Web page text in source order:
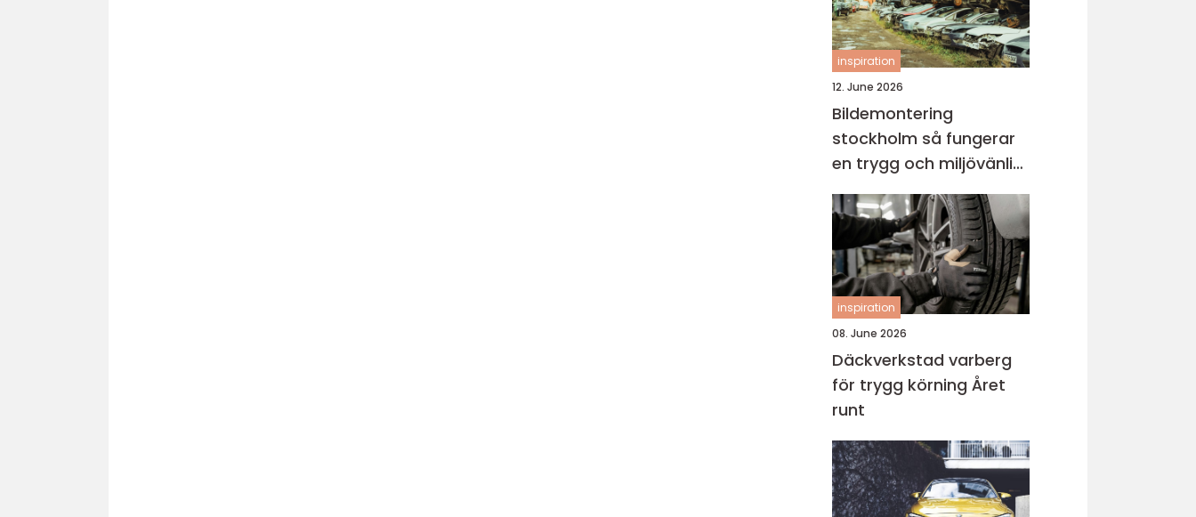
inspiration
12. June 2026
Bildemontering
stockholm så fungerar
en trygg och miljövänlig
bilskrot
inspiration
08. June 2026
Däckverkstad varberg
för trygg körning Året
runt